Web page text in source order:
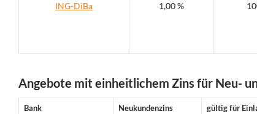
ING-DiBa 1,00 %
Angebote mit einheitlichem Zins für Neu-
Bank Neukundenzins gültig für